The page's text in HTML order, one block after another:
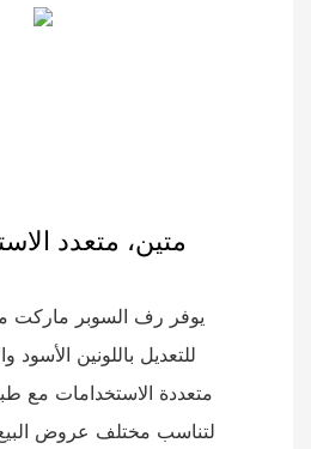
متين، متعدد
يوفر رف السوبر ماركت
للتعديل باللونين
متعددة الاستخدامات مع
لتناسب مختلف عروض البيع